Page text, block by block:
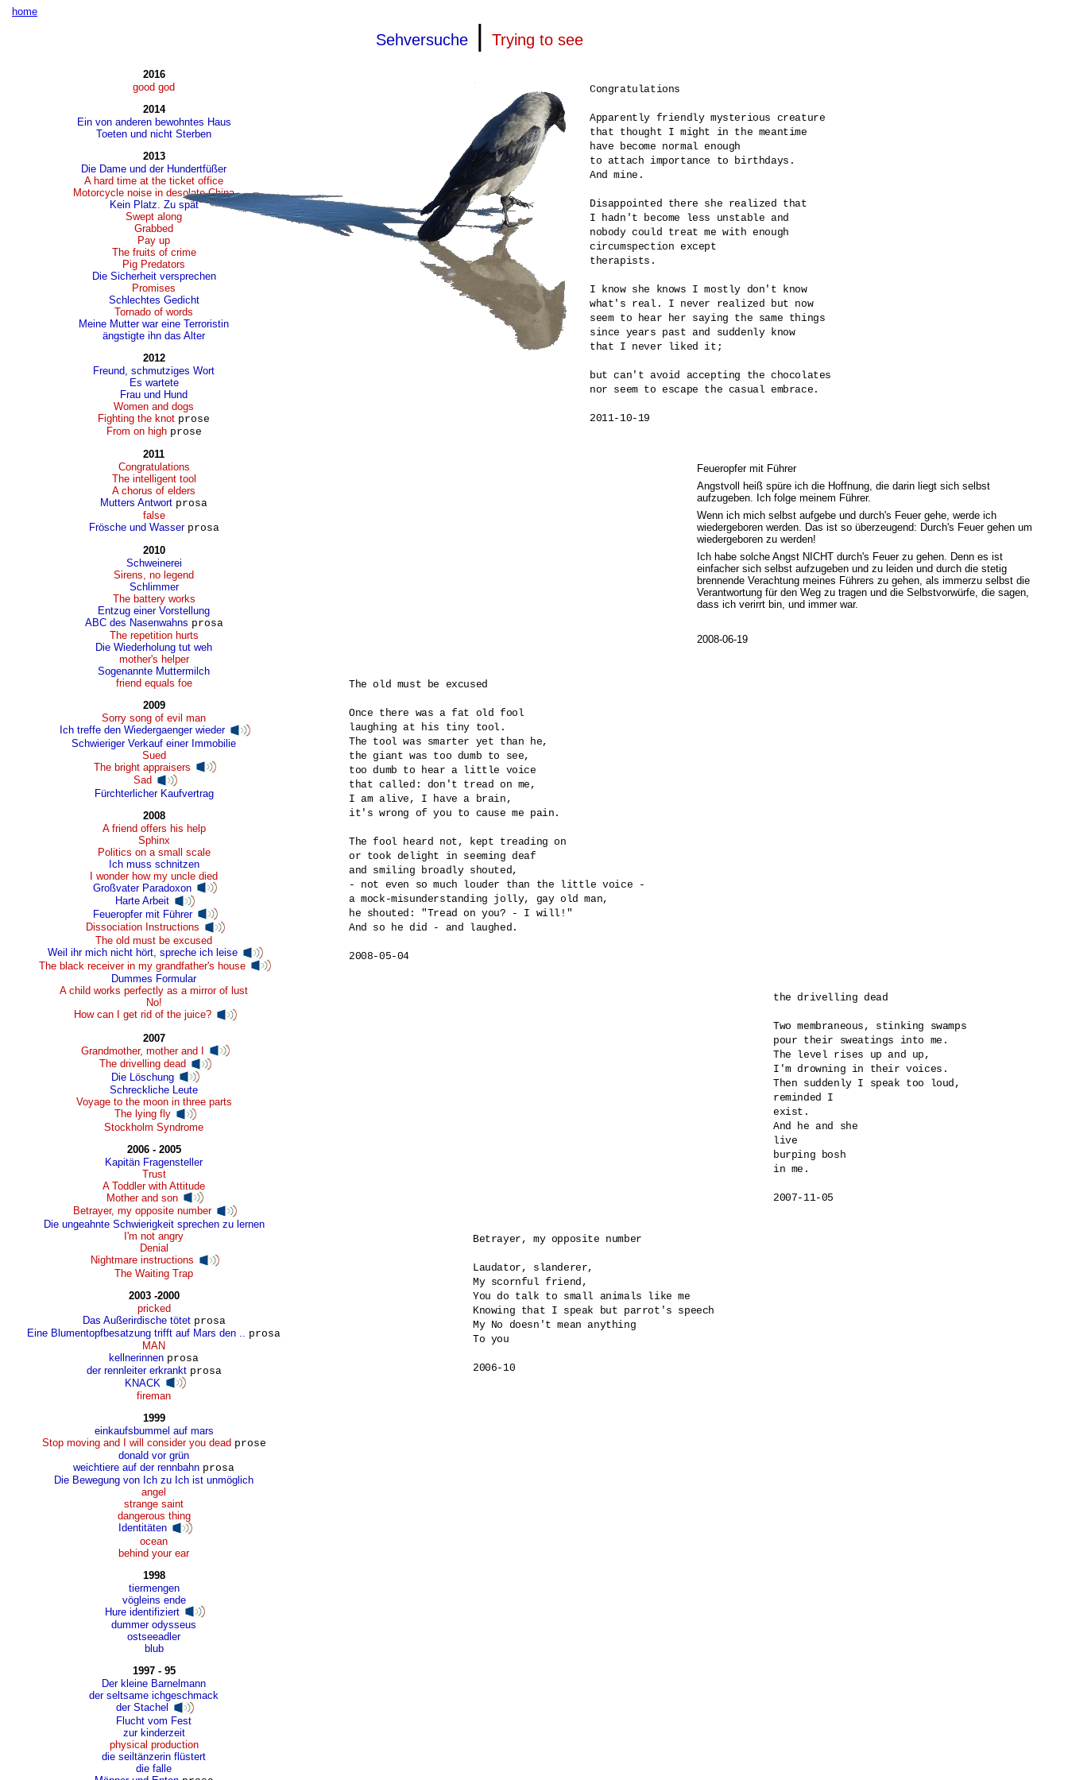
home
Sehversuche| Trying to see
2016
good god
2014
Ein von anderen bewohntes Haus
Toeten und nicht Sterben
2013
Die Dame und der Hundertfüßer
A hard time at the ticket office
Motorcycle noise in desolate China
Kein Platz. Zu spät
Swept along
Grabbed
Pay up
The fruits of crime
Pig Predators
Die Sicherheit versprechen
Promises
Schlechtes Gedicht
Tornado of words
Meine Mutter war eine Terroristin
ängstigte ihn das Alter
2012
Freund, schmutziges Wort
Es wartete
Frau und Hund
Women and dogs
Fighting the knot prose
From on high prose
2011
Congratulations
The intelligent tool
A chorus of elders
Mutters Antwort prosa
false
Frösche und Wasser prosa
2010
Schweinerei
Sirens, no legend
Schlimmer
The battery works
Entzug einer Vorstellung
ABC des Nasenwahns prosa
The repetition hurts
Die Wiederholung tut weh
mother's helper
Sogenannte Muttermilch
friend equals foe
2009
Sorry song of evil man
Ich treffe den Wiedergaenger wieder
Schwieriger Verkauf einer Immobilie
Sued
The bright appraisers
Sad
Fürchterlicher Kaufvertrag
2008
A friend offers his help
Sphinx
Politics on a small scale
Ich muss schnitzen
I wonder how my uncle died
Großvater Paradoxon
Harte Arbeit
Feueropfer mit Führer
Dissociation Instructions
The old must be excused
Weil ihr mich nicht hört, spreche ich leise
The black receiver in my grandfather's house
Dummes Formular
A child works perfectly as a mirror of lust
No!
How can I get rid of the juice?
2007
Grandmother, mother and I
The drivelling dead
Die Löschung
Schreckliche Leute
Voyage to the moon in three parts
The lying fly
Stockholm Syndrome
2006 - 2005
Kapitän Fragensteller
Trust
A Toddler with Attitude
Mother and son
Betrayer, my opposite number
Die ungeahnte Schwierigkeit sprechen zu lernen
I'm not angry
Denial
Nightmare instructions
The Waiting Trap
2003 -2000
pricked
Das Außerirdische tötet prosa
Eine Blumentopfbesatzung trifft auf Mars den ..
prosa
MAN
kellnerinnen prosa
der rennleiter erkrankt prosa
KNACK
fireman
1999
einkaufsbummel auf mars
Stop moving and I will consider you dead prose
donald vor grün
weichtiere auf der rennbahn prosa
Die Bewegung von Ich zu Ich ist unmöglich
angel
strange saint
dangerous thing
Identitäten
ocean
behind your ear
1998
tiermengen
vögleins ende
Hure identifiziert
dummer odysseus
ostseeadler
blub
1997 - 95
Der kleine Barnelmann
der seltsame ichgeschmack
der Stachel
Flucht vom Fest
zur kinderzeit
physical production
die seiltänzerin flüstert
die falle
Congratulations
Apparently friendly mysterious creature
that thought I might in the meantime
have become normal enough
to attach importance to birthdays.
And mine.
Disappointed there she realized that
I hadn't become less unstable and
nobody could treat me with enough
circumspection except
therapists.
I know she knows I mostly don't know
what's real. I never realized but now
seem to hear her saying the same things
since years past and suddenly know
that I never liked it;
but can't avoid accepting the chocolates
nor seem to escape the casual embrace.
2011-10-19
Feueropfer mit Führer
Angstvoll heiß spüre ich die Hoffnung, die darin liegt sich selbst
aufzugeben. Ich folge meinem Führer.
Wenn ich mich selbst aufgebe und durch's Feuer gehe, werde ich
wiedergeboren werden. Das ist so überzeugend: Durch's Feuer gehen um
wiedergeboren zu werden!
Ich habe solche Angst NICHT durch's Feuer zu gehen. Denn es ist
einfacher sich selbst aufzugeben und zu leiden und durch die stetig
brennende Verachtung meines Führers zu gehen, als immerzu selbst die
Verantwortung für den Weg zu tragen und die Selbstvorwürfe, die sagen,
dass ich verirrt bin, und immer war.
2008-06-19
The old must be excused
Once there was a fat old fool
laughing at his tiny tool.
The tool was smarter yet than he,
the giant was too dumb to see,
too dumb to hear a little voice
that called: don't tread on me,
I am alive, I have a brain,
it's wrong of you to cause me pain.
The fool heard not, kept treading on
or took delight in seeming deaf
and smiling broadly shouted,
- not even so much louder than the little voice -
a mock-misunderstanding jolly, gay old man,
he shouted: "Tread on you? - I will!"
And so he did - and laughed.
2008-05-04
the drivelling dead
Two membraneous, stinking swamps
pour their sweatings into me.
The level rises up and up,
I'm drowning in their voices.
Then suddenly I speak too loud,
reminded I
exist.
And he and she
live
burping bosh
in me.
Betrayer, my opposite number
Laudator, slanderer,
My scornful friend,
You do talk to small animals like me
Knowing that I speak but parrot's speech
My No doesn't mean anything
To you
2006-10